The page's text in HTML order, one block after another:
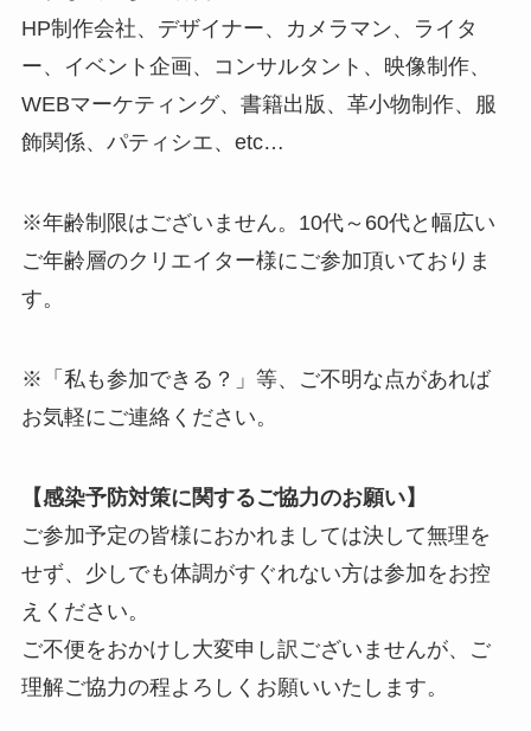
HP制作会社、デザイナー、カメラマン、ライタ
ー、イベント企画、コンサルタント、映像制作、
WEBマーケティング、書籍出版、革小物制作、服
飾関係、パティシエ、etc…
※年齢制限はございません。10代～60代と幅広い
ご年齢層のクリエイター様にご参加頂いておりま
す。
※「私も参加できる？」等、ご不明な点があれば
お気軽にご連絡ください。
【感染予防対策に関するご協力のお願い】
ご参加予定の皆様におかれましては決して無理を
せず、少しでも体調がすぐれない方は参加をお控
えください。
ご不便をおかけし大変申し訳ございませんが、ご
理解ご協力の程よろしくお願いいたします。